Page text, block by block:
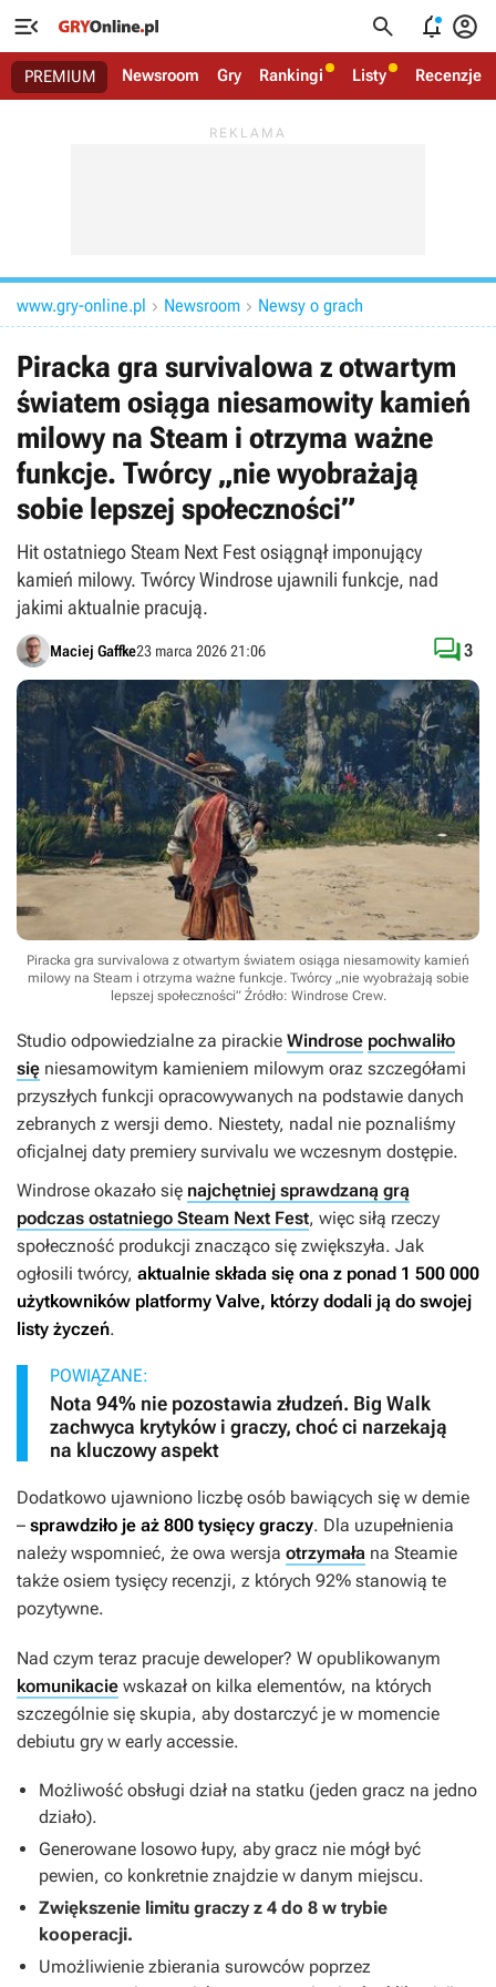
   
PREMIUM Newsroom Gry Rankingi Listy Recenzje
www.gry-online.pl  Newsroom  Newsy o grach
Piracka gra survivalowa z otwartym
światem osiąga niesamowity kamień
milowy na Steam i otrzyma ważne
funkcje. Twórcy „nie wyobrażają
sobie lepszej społeczności”
Hit ostatniego Steam Next Fest osiągnął imponujący
kamień milowy. Twórcy Windrose ujawnili funkcje, nad
jakimi aktualnie pracują.
Maciej Gaffke23 marca 2026 21:06 3
Piracka gra survivalowa z otwartym światem osiąga niesamowity kamień
milowy na Steam i otrzyma ważne funkcje. Twórcy „nie wyobrażają sobie
lepszej społeczności” Źródło: Windrose Crew.
Studio odpowiedzialne za pirackie Windrose pochwaliło
się niesamowitym kamieniem milowym oraz szczegółami
przyszłych funkcji opracowywanych na podstawie danych
zebranych z wersji demo. Niestety, nadal nie poznaliśmy
oficjalnej daty premiery survivalu we wczesnym dostępie.
Windrose okazało się najchętniej sprawdzaną grą
podczas ostatniego Steam Next Fest, więc siłą rzeczy
społeczność produkcji znacząco się zwiększyła. Jak
ogłosili twórcy, aktualnie składa się ona z ponad 1 500 000
użytkowników platformy Valve, którzy dodali ją do swojej
listy życzeń.
POWIĄZANE:
Nota 94% nie pozostawia złudzeń. Big Walk
zachwyca krytyków i graczy, choć ci narzekają
na kluczowy aspekt
Dodatkowo ujawniono liczbę osób bawiących się w demie
– sprawdziło je aż 800 tysięcy graczy. Dla uzupełnienia
należy wspomnieć, że owa wersja otrzymała na Steamie
także osiem tysięcy recenzji, z których 92% stanowią te
pozytywne.
Nad czym teraz pracuje deweloper? W opublikowanym
komunikacie wskazał on kilka elementów, na których
szczególnie się skupia, aby dostarczyć je w momencie
debiutu gry w early accessie.
Możliwość obsługi dział na statku (jeden gracz na jedno
działo).
Generowane losowo łupy, aby gracz nie mógł być
pewien, co konkretnie znajdzie w danym miejscu.
Zwiększenie limitu graczy z 4 do 8 w trybie
kooperacji.
Umożliwienie zbierania surowców poprzez